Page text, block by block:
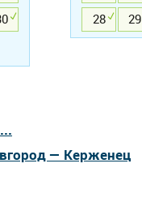
28
29
— Керженец